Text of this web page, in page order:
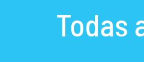
Todas